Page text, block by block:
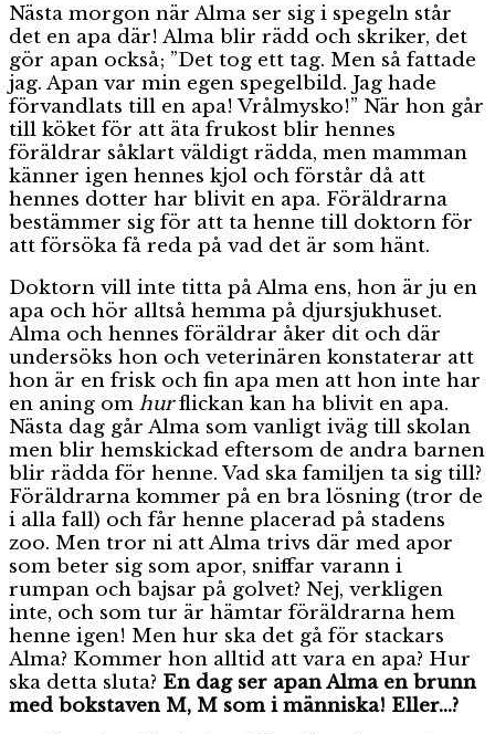
Nästa morgon när Alma ser sig i spegeln står
det en apa där! Alma blir rädd och skriker, det
gör apan också; ”Det tog ett tag. Men så fattade
jag. Apan var min egen spegelbild. Jag hade
förvandlats till en apa! Vrålmysko!” När hon går
till köket för att äta frukost blir hennes
föräldrar såklart väldigt rädda, men mamman
känner igen hennes kjol och förstår då att
hennes dotter har blivit en apa. Föräldrarna
bestämmer sig för att ta henne till doktorn för
att försöka få reda på vad det är som hänt.
Doktorn vill inte titta på Alma ens, hon är ju en
apa och hör alltså hemma på djursjukhuset.
Alma och hennes föräldrar åker dit och där
undersöks hon och veterinären konstaterar att
hon är en frisk och fin apa men att hon inte har
en aning om hurflickan kan ha blivit en apa.
Nästa dag går Alma som vanligt iväg till skolan
men blir hemskickad eftersom de andra barnen
blir rädda för henne. Vad ska familjen ta sig till?
Föräldrarna kommer på en bra lösning (tror de
i alla fall) och får henne placerad på stadens
zoo. Men tror ni att Alma trivs där med apor
som beter sig som apor, sniffar varann i
rumpan och bajsar på golvet? Nej, verkligen
inte, och som tur är hämtar föräldrarna hem
henne igen! Men hur ska det gå för stackars
Alma? Kommer hon alltid att vara en apa? Hur
ska detta sluta? En dag ser apan Alma en brunn
med bokstaven M, M som i människa! Eller…?